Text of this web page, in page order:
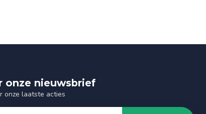
onze nieuwsbrief
onze laatste acties